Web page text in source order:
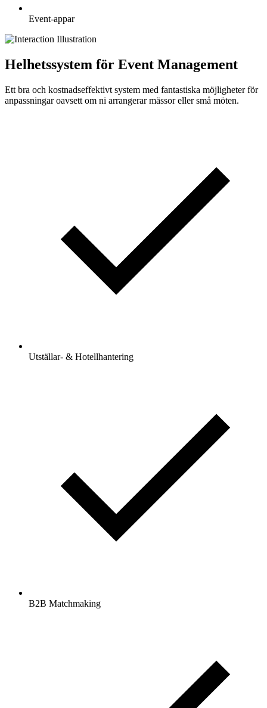
Event-appar
Helhetssystem för Event Management
Ett bra och kostnadseffektivt system med fantastiska möjligheter för
anpassningar oavsett om ni arrangerar mässor eller små möten.
Utställar- & Hotellhantering
B2B Matchmaking